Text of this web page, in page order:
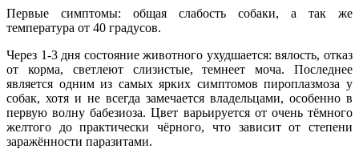
Первые симптомы: общая слабость собаки, а так же
температура от 40 градусов.
Через 1-3 дня состояние животного ухудшается: вялость, отказ
от корма, светлеют слизистые, темнеет моча. Последнее
является одним из самых ярких симптомов пироплазмоза у
собак, хотя и не всегда замечается владельцами, особенно в
первую волну бабезиоза. Цвет варьируется от очень тёмного
желтого до практически чёрного, что зависит от степени
заражённости паразитами.